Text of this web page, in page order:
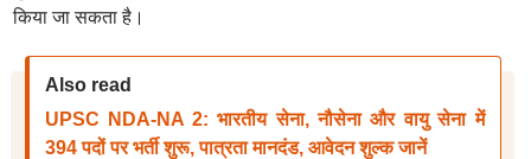
किया जा सकता है।
Also read
UPSC NDA-NA 2: भारतीय सेना, नौसेना और वायु सेना में
394 पदों पर भर्ती शुरू, पात्रता मानदंड, आवेदन शुल्क जानें